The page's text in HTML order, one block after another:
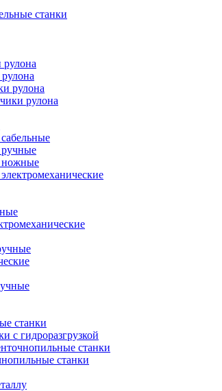
станки
рулона
рулона
ручные
ножные
станки
с гидроразгрузкой
станки
станки